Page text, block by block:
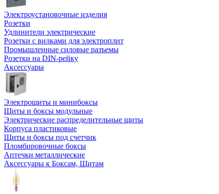
Электроустановочные изделия
Розетки
Удлинители электрические
Розетки с вилками для электроплит
Промышленные силовые разъемы
Розетки на DIN-рейку
Аксессуары
Электрощиты и минибоксы
Щиты и боксы модульные
Электрические распределительные щиты
Корпуса пластиковые
Щиты и боксы под счетчик
Пломбировочные боксы
Аптечки металлические
Аксессуары к Боксам, Щитам